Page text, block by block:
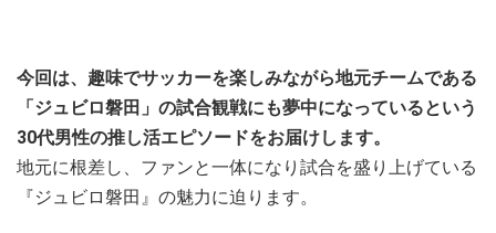
今回は、趣味でサッカーを楽しみながら地元チームである
「ジュビロ磐田」の試合観戦にも夢中になっているという
30代男性の推し活エピソードをお届けします。
地元に根差し、ファンと一体になり試合を盛り上げている
『ジュビロ磐田』の魅力に迫ります。